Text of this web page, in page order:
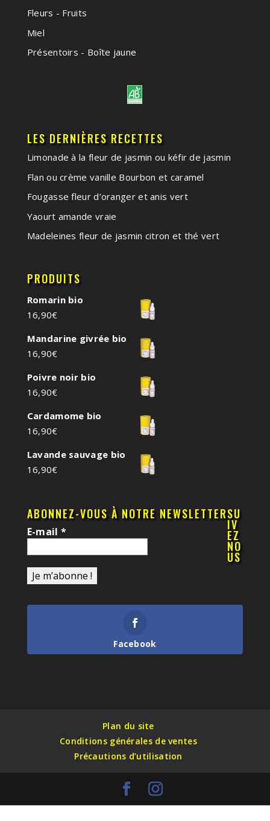
Fleurs - Fruits
Miel
Présentoirs - Boîte jaune
LES DERNIÈRES RECETTES
Limonade à la fleur de jasmin ou kéfir de jasmin
Flan ou crème vanille Bourbon et caramel
Fougasse fleur d’oranger et anis vert
Yaourt amande vraie
Madeleines fleur de jasmin citron et thé vert
PRODUITS
Romarin bio
16,90€
Mandarine givrée bio
16,90€
Poivre noir bio
16,90€
Cardamome bio
16,90€
Lavande sauvage bio
16,90€
ABONNEZ-VOUS À NOTRE NEWSLETTER
E-mail *
SU
IV
EZ
NO
US
Facebook
Plan du site
Conditions générales de ventes
Précautions d’utilisation